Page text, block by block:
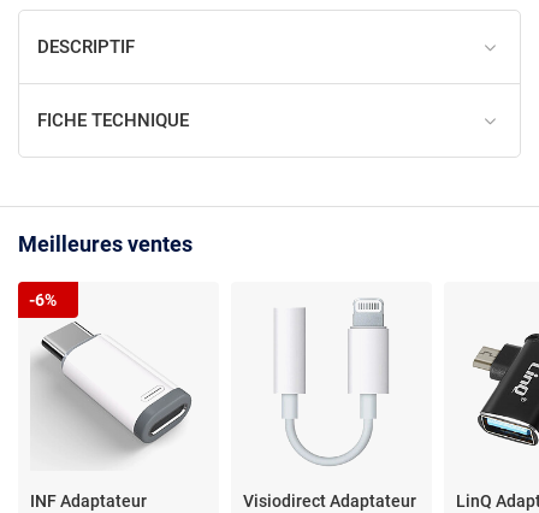
DESCRIPTIF
FICHE TECHNIQUE
Meilleures ventes
INF Adaptateur
-6%
Visiodirect Adaptateur
LinQ